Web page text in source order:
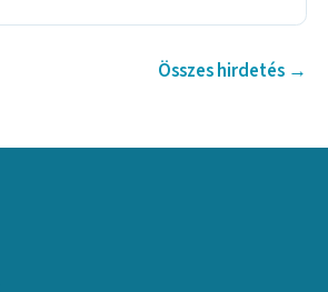
Összes hirdetés →